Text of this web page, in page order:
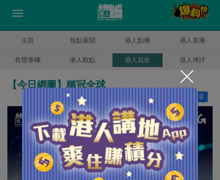
主頁 焦點新聞 港人點播 港人直播
有聲專欄 港人觀點 港人花生 港人博評
【今日網圖】稱冠全球
分享
讚好